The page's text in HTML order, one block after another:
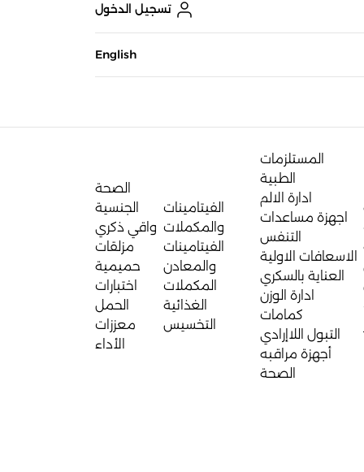
تسجيل الدخول
English
المستلزمات
الطبية
ادارة الالم
اجهزة مساعدات
التنفس
الاسعافات الاولية
العناية بالسكري
ادارة الوزن
كمامات
التبول اللاإرادي
أجهزة مراقبه
الصحة
الفيتامينات
والمكملات
الفيتامينات
والمعادن
المكملات
الغذائية
التخسيس
الصحة
الجنسية
واقي ذكري
مزلقات
حميمية
اختبارات
الحمل
معززات
الأداء